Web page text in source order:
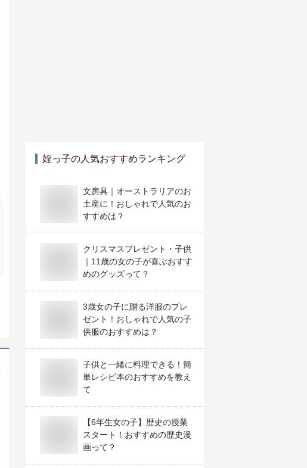
姪っ子の人気おすすめランキング
文房具｜オーストラリアのお
土産に！おしゃれで人気のお
すすめは？
クリスマスプレゼント・子供
｜11歳の女の子が喜ぶおすす
めのグッズって？
3歳女の子に贈る洋服のプレ
ゼント！おしゃれで人気の子
供服のおすすめは？
子供と一緒に料理できる！簡
単レシピ本のおすすめを教え
て
【6年生女の子】歴史の授業
スタート！おすすめの歴史漫
画って？